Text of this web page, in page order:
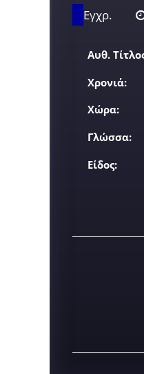
Εγχρ.
Αυθ.
Χρονιά:
Χώρα:
Γλώσσα:
Είδος: